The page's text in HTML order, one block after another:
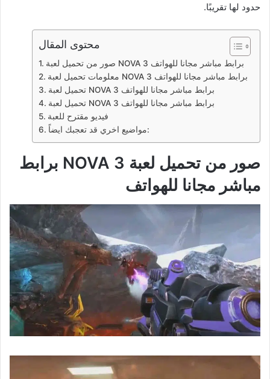
حدود لها تقريبًا.
محتوى المقال
صور من تحميل لعبة NOVA 3 برابط مباشر مجانا للهواتف
معلومات تحميل لعبة NOVA 3 برابط مباشر مجانا للهواتف
تحميل لعبة NOVA 3 برابط مباشر مجانا للهواتف
تحميل لعبة NOVA 3 برابط مباشر مجانا للهواتف
مواضيع اخري قد تعجبك ايضاً:
صور من تحميل لعبة NOVA 3 برابط
مباشر مجانا للهواتف